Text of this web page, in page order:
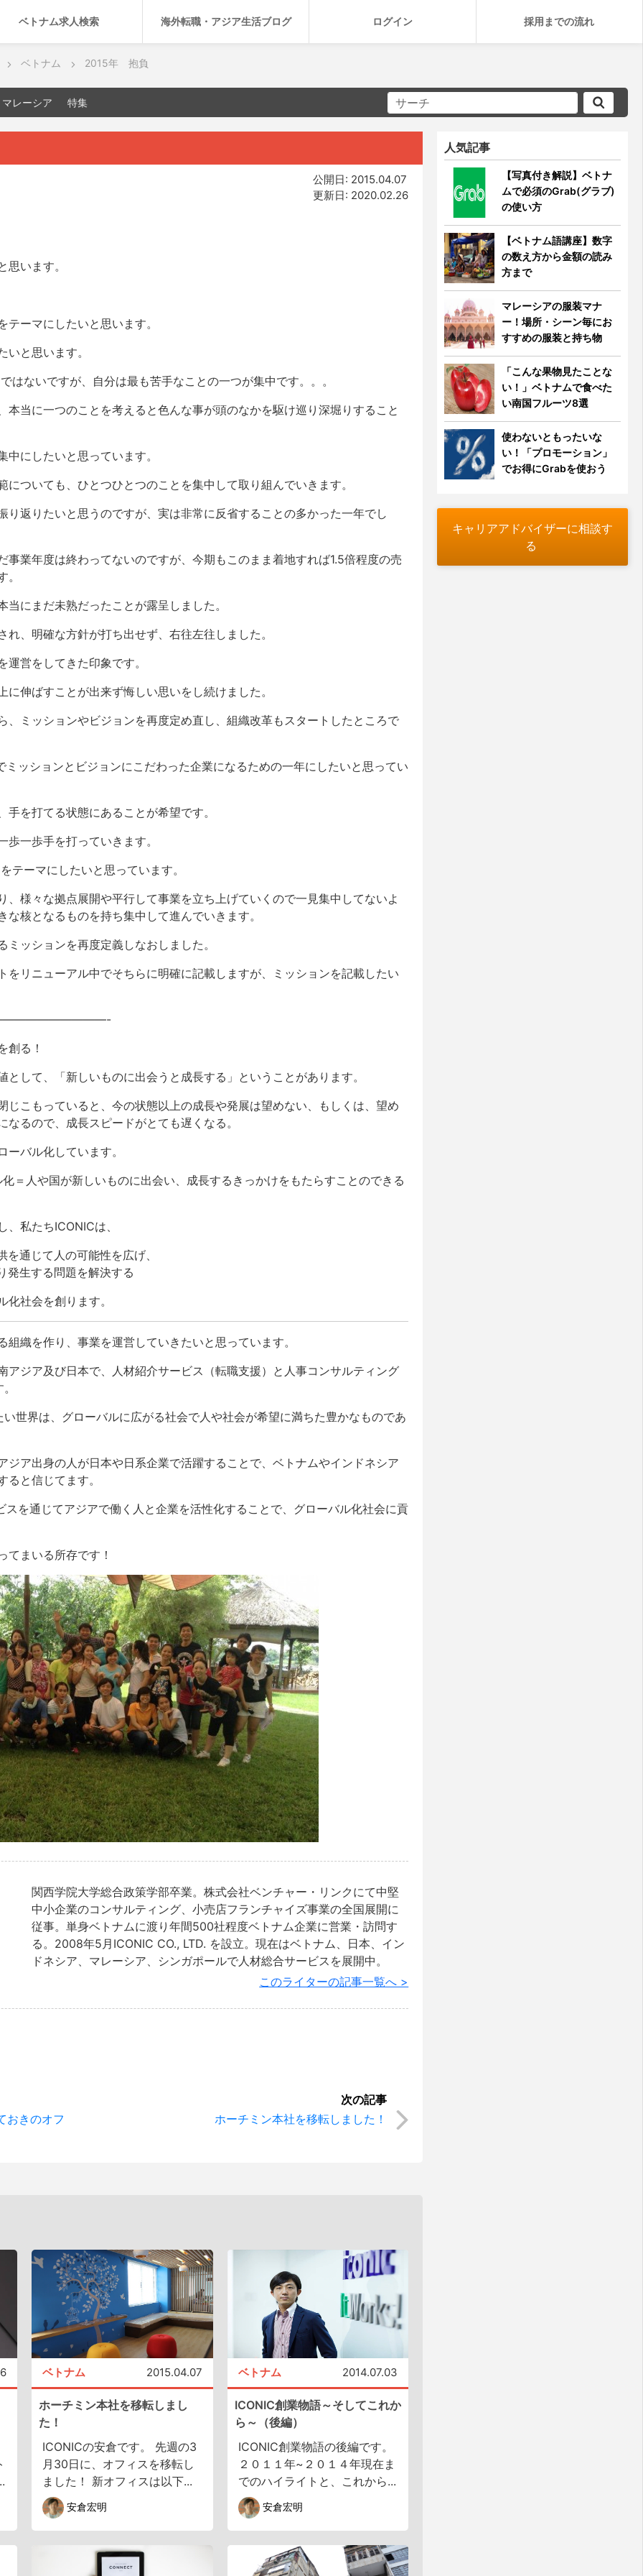
ベトナム求人検索 海外転職・アジア生活ブログ ログイン 採用までの流れ
ベトナム 2015年 抱負
マレーシア 特集
公開日: 2015.04.07
更新日: 2020.02.26
います。
ーマにしたいと思います。
と思います。
はないですが、自分は最も苦手なことの一つが集中です。。。
本当に一つのことを考えると色んな事が頭のなかを駆け巡り深堀りすること
にしたいと思っています。
ついても、ひとつひとつのことを集中して取り組んでいきます。
り返りたいと思うのですが、実は非常に反省することの多かった一年でし
事業年度は終わってないのですが、今期もこのまま着地すれば1.5倍程度の売
にまだ未熟だったことが露呈しました。
、明確な方針が打ち出せず、右往左往しました。
営をしてきた印象です。
伸ばすことが出来ず悔しい思いをし続けました。
、ミッションやビジョンを再度定め直し、組織改革もスタートしたところで
ッションとビジョンにこだわった企業になるための一年にしたいと思ってい
を打てる状態にあることが希望です。
一歩手を打っていきます。
テーマにしたいと思っています。
、様々な拠点展開や平行して事業を立ち上げていくので一見集中してないよ
核となるものを持ち集中して進んでいきます。
ッションを再度定義しなおしました。
をリニューアル中でそちらに明確に記載しますが、ミッションを記載したい
創る！
して、「新しいものに出会うと成長する」ということがあります。
じこもっていると、今の状態以上の成長や発展は望めない、もしくは、望め
るので、成長スピードがとても遅くなる。
バル化しています。
＝人や国が新しいものに出会い、成長するきっかけをもたらすことのできる
私たちICONICは、
通じて人の可能性を広げ、
生する問題を解決する
社会を創ります。
織を作り、事業を運営していきたいと思っています。
アジア及び日本で、人材紹介サービス（転職支援）と人事コンサルティング
世界は、グローバルに広がる社会で人や社会が希望に満ちた豊かなものであ
ジア出身の人が日本や日系企業で活躍することで、ベトナムやインドネシア
と信じてます。
を通じてアジアで働く人と企業を活性化することで、グローバル化社会に貢
てまいる所存です！
関西学院大学総合政策学部卒業。株式会社ベンチャー・リンクにて中堅
中小企業のコンサルティング、小売店フランチャイズ事業の全国展開に
従事。単身ベトナムに渡り年間500社程度ベトナム企業に営業・訪問す
る。2008年5月ICONIC CO., LTD. を設立。現在はベトナム、日本、イン
ドネシア、マレーシア、シンガポールで人材総合サービスを展開中。
このライターの記事一覧へ >
おきのオフ ホーチミン本社を移転しました！
人気記事
【写真付き解説】ベトナ
ムで必須のGrab(グラブ)
の使い方
【ベトナム語講座】数字
の数え方から金額の読み
方まで
マレーシアの服装マナ
ー！場所・シーン毎にお
すすめの服装と持ち物
「こんな果物見たことな
い！」ベトナムで食べた
い南国フルーツ8選
使わないともったいな
い！「プロモーション」
でお得にGrabを使おう
キャリアアドバイザーに相談す
る
ベトナム 2015.04.07
ホーチミン本社を移転しまし
た！
ICONICの安倉です。 先週の3
月30日に、オフィスを移転し
ました！ 新オフィスは以下...
安倉宏明
ベトナム 2014.07.03
ICONIC創業物語～そしてこれか
ら～（後編）
ICONIC創業物語の後編です。
２０１１年~２０１４年現在ま
でのハイライトと、これから...
安倉宏明